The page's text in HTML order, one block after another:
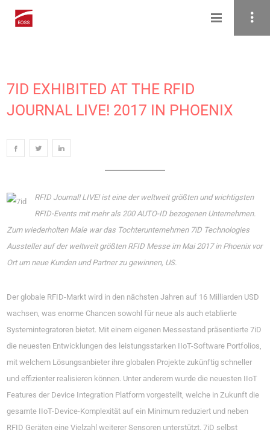
7ID EXHIBITED AT THE RFID
JOURNAL LIVE! 2017 IN PHOENIX
RFID Journal! LIVE! ist eine der weltweit größten und wichtigsten
RFID-Events mit mehr als 200 AUTO-ID bezogenen Unternehmen.
Zum wiederholten Male war das Tochterunternehmen 7iD Technologies
Aussteller auf der weltweit größten RFID Messe im Mai 2017 in Phoenix vor
Ort um neue Kunden und Partner zu gewinnen, US.
Der globale RFID-Markt wird in den nächsten Jahren auf 16 Milliarden USD
wachsen, was enorme Chancen sowohl für neue als auch etablierte
Systemintegratoren bietet. Mit einem eigenen Messestand präsentierte 7iD
die neuesten Entwicklungen des leistungsstarken IIoT-Software Portfolios,
mit welchem Lösungsanbieter ihre globalen Projekte zukünftig schneller
und effizienter realisieren können. Unter anderem wurde die neuesten IIoT
Features der Device Integration Platform vorgestellt, welche in Zukunft die
gesamte IIoT-Device-Komplexität auf ein Minimum reduziert und neben
RFID Geräten eine Vielzahl weiterer Sensoren unterstützt. 7iD selbst